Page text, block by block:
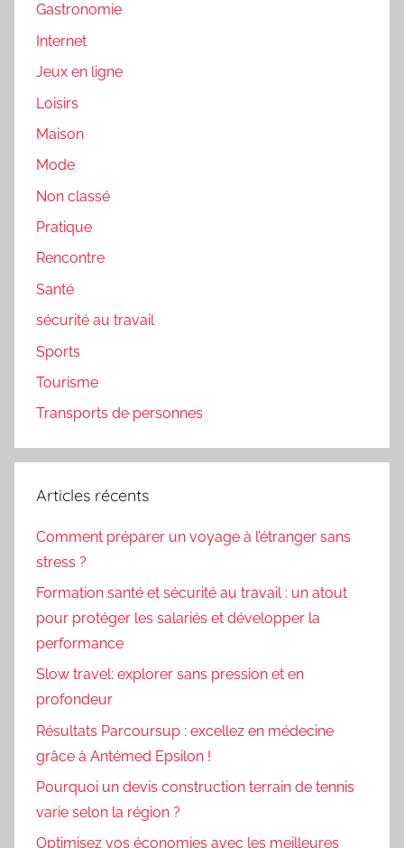
Gastronomie
Internet
Jeux en ligne
Loisirs
Maison
Mode
Non classé
Pratique
Rencontre
Santé
sécurité au travail
Sports
Tourisme
Transports de personnes
Articles récents
Comment préparer un voyage à l’étranger sans
stress ?
Formation santé et sécurité au travail : un atout
pour protéger les salariés et développer la
performance
Slow travel: explorer sans pression et en
profondeur
Résultats Parcoursup : excellez en médecine
grâce à Antémed Epsilon !
Pourquoi un devis construction terrain de tennis
varie selon la région ?
Optimisez vos économies avec les meilleures